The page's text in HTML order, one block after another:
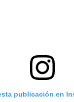
publicación en